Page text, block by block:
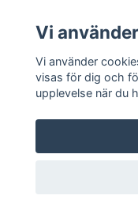
Vi
Vi använder
visas för dig och
upplevelse när du